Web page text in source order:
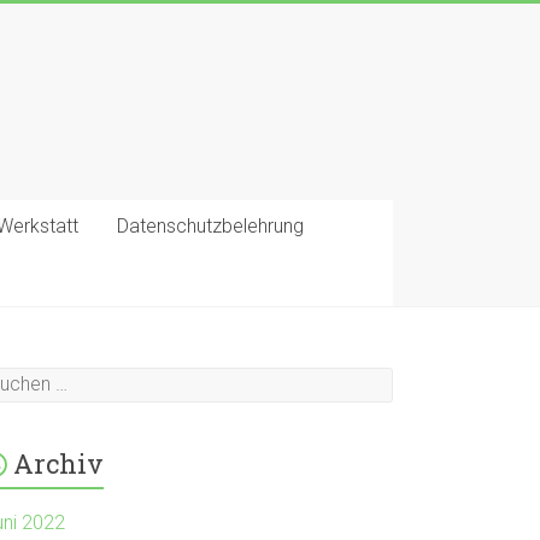
Datenschutzbelehrung
Archiv
2022